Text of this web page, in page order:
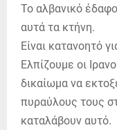
Το αλβανικό
αυτά τα κτήνη.
Είναι κατανοητό
Ελπίζουμε οι
δικαίωμα να
πυραύλους τους
καταλάβουν αυτό.